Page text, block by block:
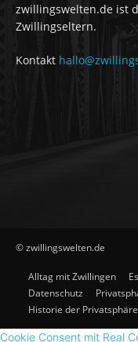
zwillingswelten.de ist
Zwillingseltern.
Kontakt
© zwillingswelten.de
Alltag mit Zwillingen
Datenschutz
Historie der
Cookie Consent mit Real